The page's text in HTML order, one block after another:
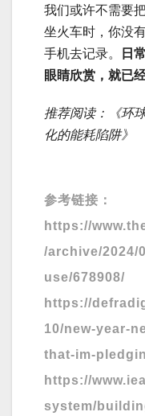
我们或许不需要
坐火车时，你没
手机去记录。
日
眼睛欣赏，就已
推荐阅读：《环
化的能耗陷阱》
参考链接：
https://
/archive/2024/
use/678908/
https://
10/new-year-
that-im-
https://
system/